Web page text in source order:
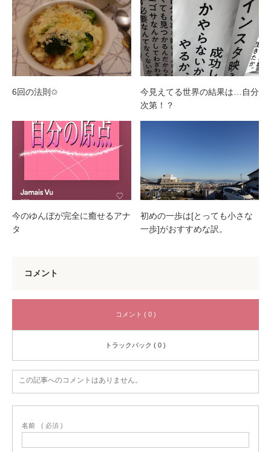
6回の法則✩
今見えてる世界の結果は…自分
次第！？
今のゆんぼが完全に癒せるアナ
タ
初めの一歩は[とっても小さな
一歩]がおすすめな訳。
コメント
コメント ( 0 )
トラックバック ( 0 )
この記事へのコメントはありません。
名前 ( 必須 )